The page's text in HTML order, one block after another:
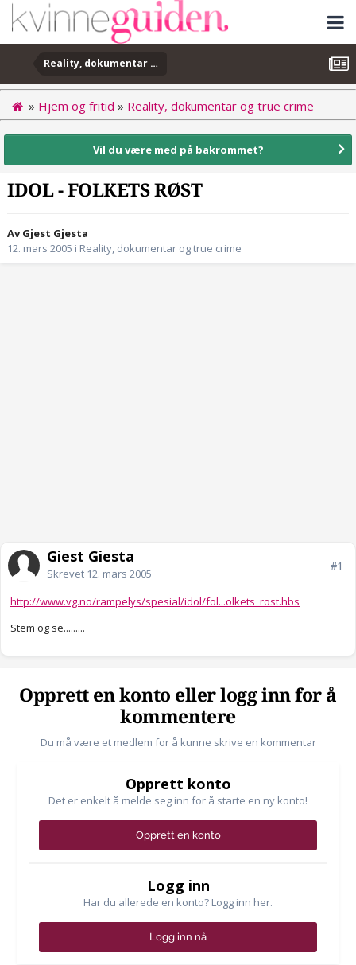
Reality, dokumentar og true crime
» Hjem og fritid » Reality, dokumentar og true crime
Vil du være med på bakrommet?
IDOL - FOLKETS RØST
Av Gjest Gjesta
12. mars 2005 i Reality, dokumentar og true crime
Gjest Gjesta
Skrevet 12. mars 2005
#1
http://www.vg.no/rampelys/spesial/idol/fol...olkets_rost.hbs
Stem og se.........
Opprett en konto eller logg inn for å
kommentere
Du må være et medlem for å kunne skrive en kommentar
Opprett konto
Det er enkelt å melde seg inn for å starte en ny konto!
Opprett en konto
Logg inn
Har du allerede en konto? Logg inn her.
Logg inn nå